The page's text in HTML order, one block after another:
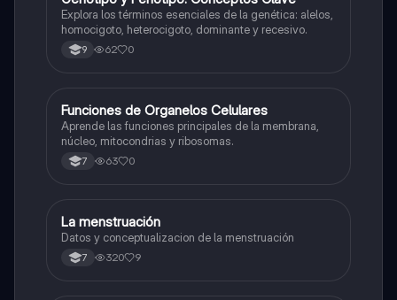
Explora los términos esenciales de la genética: alelos,
homocigoto, heterocigoto, dominante y recesivo.
9 62 0
FBiologia
Funciones de Organelos Celulares
Aprende las funciones principales de la membrana,
núcleo, mitocondrias y ribosomas.
7 63 0
Biologia
La menstruación
Datos y conceptualizacion de la menstruación
7 320 9